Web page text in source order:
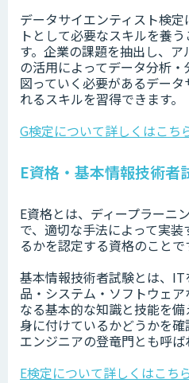
データサイエンティスト検
トとして必要なスキルを養
す。企業の課題を抽出し、
の活用によってデータ分析
図っていく必要があるデー
れるスキルを習得できます。
G検定について詳しくはこち
E資格・基本情報技術者
E資格とは、ディープラーニ
で、適切な手法によって実
るかを認定する資格のことで
基本情報技術者試験とは、
品・システム・ソフトウェ
なる基本的な知識と技能を
身に付けているかどうかを
エンジニアの登竜門とも呼ば
E検定について詳しくはこち